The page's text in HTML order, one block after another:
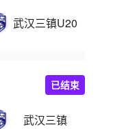
武汉三镇U20
武汉三镇
已结束